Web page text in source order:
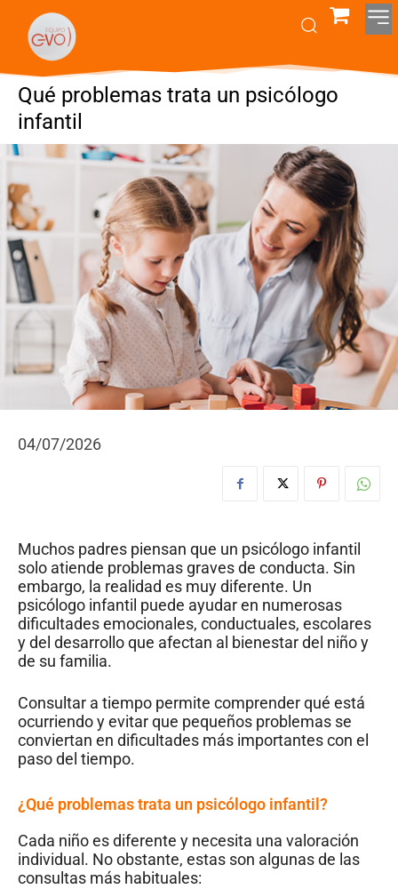
Qué problemas trata un psicólogo
infantil
04/07/2026
Muchos padres piensan que un psicólogo infantil
solo atiende problemas graves de conducta. Sin
embargo, la realidad es muy diferente. Un
psicólogo infantil puede ayudar en numerosas
dificultades emocionales, conductuales, escolares
y del desarrollo que afectan al bienestar del niño y
de su familia.
Consultar a tiempo permite comprender qué está
ocurriendo y evitar que pequeños problemas se
conviertan en dificultades más importantes con el
paso del tiempo.
¿Qué problemas trata un psicólogo infantil?
Cada niño es diferente y necesita una valoración
individual. No obstante, estas son algunas de las
consultas más habituales: